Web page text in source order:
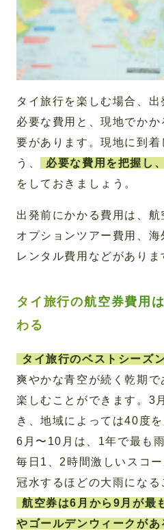
タイ旅行を楽しむ場合、
必要な費用と、現地でか
要があります。現地に到着
う、
必要な費用を把握し
をしておきましょう。
出発前にかかる費用は、航
オプションツアー費用、
レンタル費用などがありま
タイ旅行の航空券費用
わる
タイ旅行のベストシーズ
爽やかな青空が続く乾期
楽しむことができます。3
き、地域によっては40度
6月〜10月は、1年で最も
毎日1、2時間激しいスコ
冠水するほどの大雨になる
航空券は6月から9月が最
やゴールデンウィークが